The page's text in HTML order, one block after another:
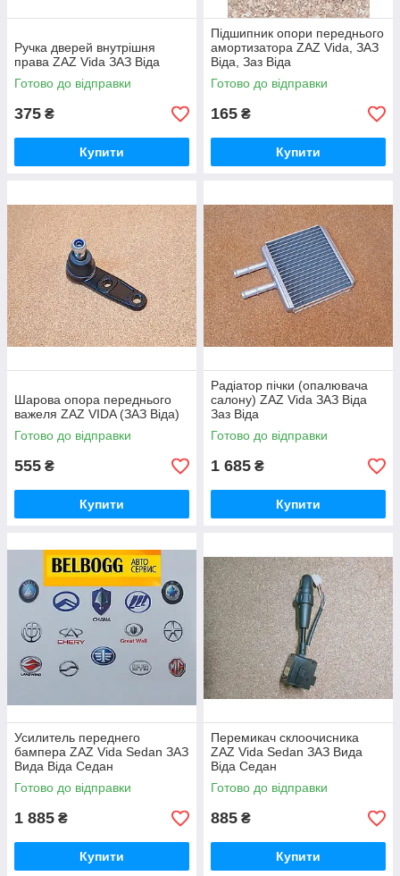
Ручка дверей внутрішня
права ZAZ Vida ЗАЗ Віда
Готово до відправки
375 ₴
Купити
Підшипник опори переднього
амортизатора ZAZ Vida, ЗАЗ
Віда, Заз Віда
Готово до відправки
165 ₴
Купити
Шарова опора переднього
важеля ZAZ VIDA (ЗАЗ Віда)
Готово до відправки
555 ₴
Купити
Радіатор пічки (опалювача
салону) ZAZ Vida ЗАЗ Віда
Заз Віда
Готово до відправки
1 685 ₴
Купити
Усилитель переднего
бампера ZAZ Vida Sedan ЗАЗ
Вида Віда Седан
Готово до відправки
1 885 ₴
Купити
Перемикач склоочисника
ZAZ Vida Sedan ЗАЗ Вида
Віда Седан
Готово до відправки
885 ₴
Купити